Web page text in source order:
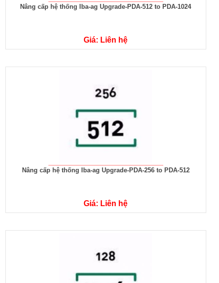
Nâng cấp hệ thống Iba-ag Upgrade-PDA-512 to PDA-1024
Giá: Liên hệ
Nâng cấp hệ thống Iba-ag Upgrade-PDA-256 to PDA-512
Giá: Liên hệ